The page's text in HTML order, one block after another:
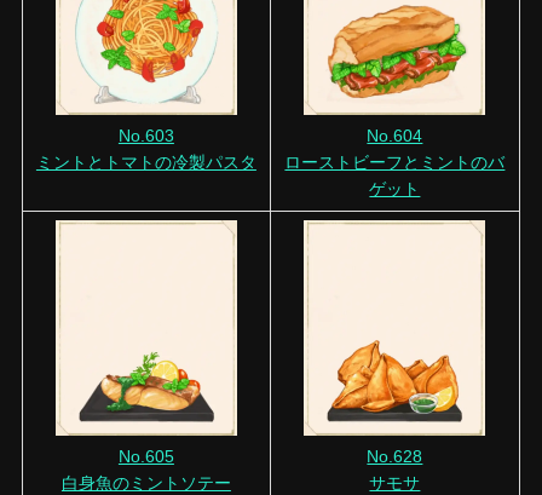
No.603
ミントとトマトの冷製パスタ
No.604
ローストビーフとミントのバ
ゲット
No.605
白身魚のミントソテー
No.628
サモサ